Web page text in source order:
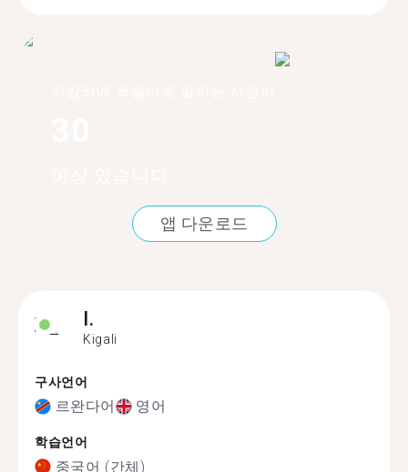
앱 다운로드
I.
Kigali
구사언어
르완다어 영어
학습언어
중국어 (간체)